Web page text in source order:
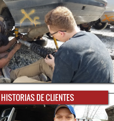
HISTORIAS DE CLIENTES